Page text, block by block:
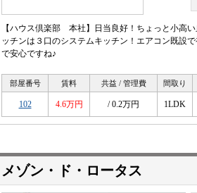
【ハウス倶楽部 本社】日当良好！ちょっと小高
ッチンは３口のシステムキッチン！エアコン既設
で安心ですね♪
部屋番号 賃料 共益 / 管理費 間取り
102 4.6万円 / 0.2万円 1LDK
メゾン・ド・ロータス